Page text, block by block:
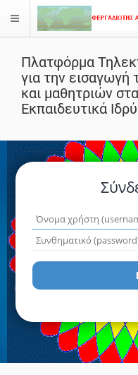
$langMenu
Πλατφόρμα
για την
και μαθητριών
Εκπαιδευτικά
χρήστη
(username)
Συνθηματικό
(password)